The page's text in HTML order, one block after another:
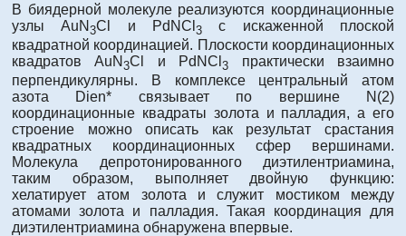
В биядерной молекуле реализуются координационные
узлы AuN3Cl и PdNCl3 с искаженной плоской
квадратной координацией. Плоскости координационных
квадратов AuN3Cl и PdNCl3 практически взаимно
перпендикулярны. В комплексе центральный атом
азота Dien* связывает по вершине N(2)
координационные квадраты золота и палладия, а его
строение можно описать как результат срастания
квадратных координационных сфер вершинами.
Молекула депротонированного диэтилентриамина,
таким образом, выполняет двойную функцию:
хелатирует атом золота и служит мостиком между
атомами золота и палладия. Такая координация для
диэтилентриамина обнаружена впервые.